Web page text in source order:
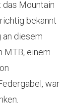
das Mountain
bekannt
an diesem
MTB, einem
war